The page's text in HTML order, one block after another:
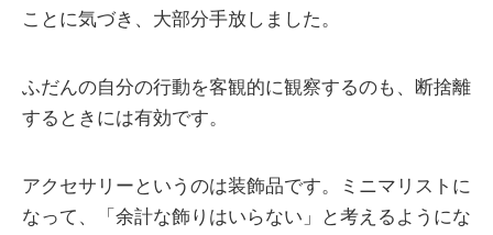
ことに気づき、大部分手放しました。
ふだんの自分の行動を客観的に観察するのも、断捨離
するときには有効です。
アクセサリーというのは装飾品です。ミニマリストに
なって、「余計な飾りはいらない」と考えるようにな